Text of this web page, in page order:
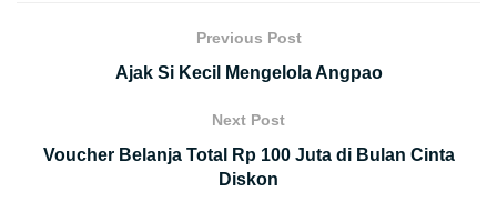
Previous Post
Ajak Si Kecil Mengelola Angpao
Next Post
Voucher Belanja Total Rp 100 Juta di Bulan Cinta
Diskon